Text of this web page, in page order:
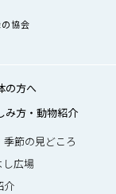
協会
の方へ
み方・動物紹介
季節の見どころ
し広場
介